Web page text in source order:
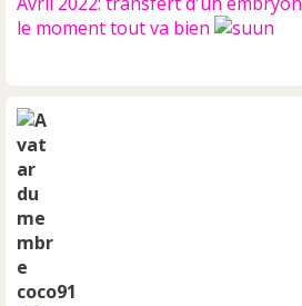
le moment tout va bien
coco91